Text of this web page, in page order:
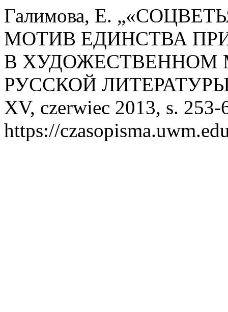
Галимова, Е.
МОТИВ ЕДИНСТВА
В ХУДОЖЕСТВЕННОМ
РУССКОЙ
XV, czerwiec 2013, s. 253-
https://